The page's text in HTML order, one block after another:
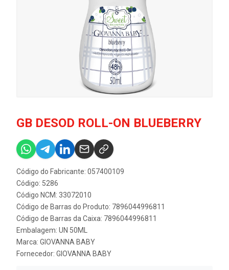
GB DESOD ROLL-ON BLUEBERRY
Código do Fabricante: 057400109
Código: 5286
Código NCM: 33072010
Código de Barras do Produto: 7896044996811
Código de Barras da Caixa: 7896044996811
Embalagem: UN 50ML
Marca: GIOVANNA BABY
Fornecedor: GIOVANNA BABY